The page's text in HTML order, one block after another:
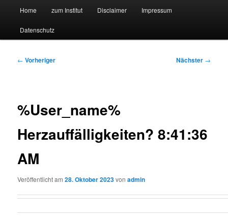
Suchmaschine Forschung und
Technologie
Zum
primären
Zum
sekundären
Home zum Institut Disclaimer Impressum
Datenschutz
Beitragsnavigation
← Vorheriger Nächster →
%User_name%
Herzauffälligkeiten? 8:41:36
AM
Veröffentlicht am28. Oktober 2023vonadmin